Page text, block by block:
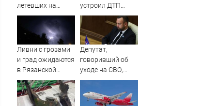
летевших на
Москву
устроил ДТП
ночью в
Шебалино
Ливни с грозами
и град ожидаются
в Рязанской
области — МЧС
Депутат,
говоривший об
уходе на СВО,
полгода
прогуливал
заседания